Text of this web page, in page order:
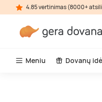
4.85 vertinimas (8000+
Meniu Dovanų